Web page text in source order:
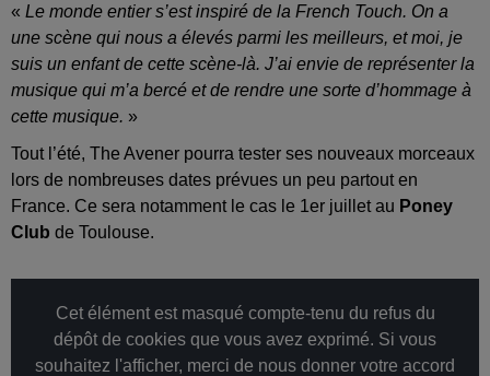
« Le monde entier s’est inspiré de la French Touch. On a
une scène qui nous a élevés parmi les meilleurs, et moi, je
suis un enfant de cette scène-là. J’ai envie de représenter la
musique qui m’a bercé et de rendre une sorte d’hommage à
cette musique. »
Tout l’été, The Avener pourra tester ses nouveaux morceaux
lors de nombreuses dates prévues un peu partout en
France. Ce sera notamment le cas le 1er juillet au Poney
Club de Toulouse.
Cet élément est masqué compte-tenu du refus du
dépôt de cookies que vous avez exprimé. Si vous
souhaitez l'afficher, merci de nous donner votre accord